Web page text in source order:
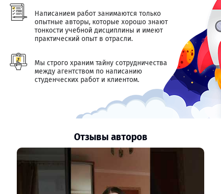
Написанием работ занимаются только
опытные авторы, которые хорошо знают
тонкости учебной дисциплины и имеют
практический опыт в отрасли.
Мы строго храним тайну сотрудничества
между агентством по написанию
студенческих работ и клиентом.
Отзывы авторов